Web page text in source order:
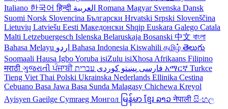
Italiano 한국어हिन्दी Romana Magyar Svenska Dansk
Suomi Norsk Slovencina Български Hrvatski Srpski Slovenščina
Lietuvių Latviešu Eesti Македонски Shqip Euskara Galego Catala
Malti Letzebuergesch Islenska Belaruskaja Bosanski 中文 বাংলা
Bahasa Melayu
Bahasa Indonesia Kiswahili தமிழ் తెలుగు
Soomaali Hausa IgboYoruba isiZulu isiXhosa Afrikaans Filipino
मराठी ગુજરાતીਪੰਜਾਬੀ فارسی پښتو کوردی አማርኛ Turkce
Tieng Viet Thai Polski Ukrainska Nederlands Ellinika Cestina
Cebuano Basa Jawa Basa Sunda Malagasy Chichewa Kreyol
Ayisyen Gaeilge Cymraeg Монгол မြန်မာ ខ្មែរ ລາວनेपाली සිංහල